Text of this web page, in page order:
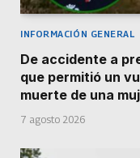
INFORMACIÓN GENERAL
De accidente a
que permitió un
muerte de una
7 agosto 2026